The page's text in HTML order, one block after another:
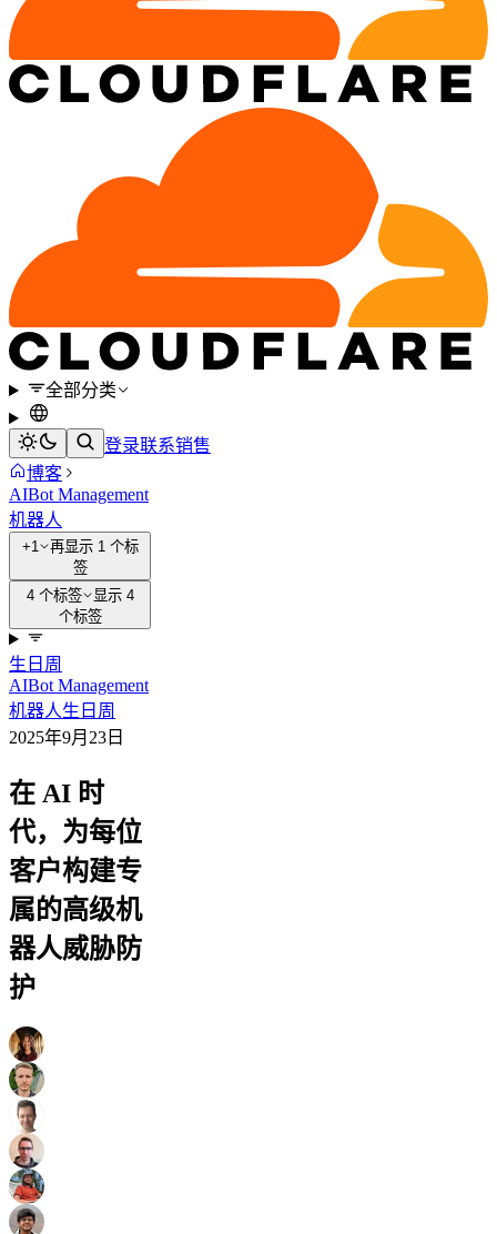
全部分类
登录联系销售
博客
AIBot Management
机器人
+1
再显示 1 个标
签
4 个标签
显示 4
个标签
生日周
AIBot Management
机器人生日周
2025年9月23日
在 AI 时
代，为每位
客户构建专
属的高级机
器人威胁防
护